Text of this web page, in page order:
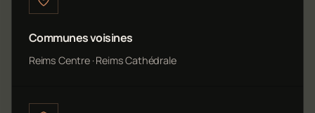
Communes voisines
Reims Centre · Reims Cathédrale